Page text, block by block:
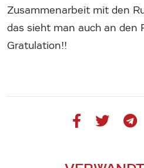
Zusammenarbeit mit den
das sieht man auch an den
Gratulation!!